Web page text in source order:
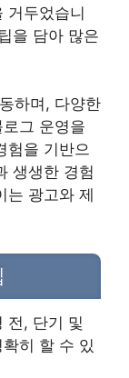
거두었습니
을 담아 많은
하며, 다양한
그 운영을
험을 기반으
생생한 경험
는 광고와 제
전, 단기 및
히 할 수 있